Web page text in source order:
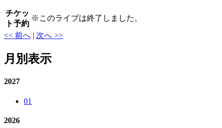
チケッ
ト予約
※ このライブは終了しました。
<< 前へ | 次へ >>
月別表示
2027
01
2026